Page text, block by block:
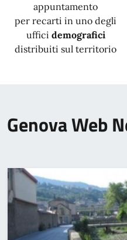
appuntamento
per recarti in uno degli
uffici demografici
distribuiti sul territorio
Genova Web